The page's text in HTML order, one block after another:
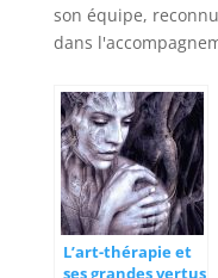
son équipe,
dans
L’art-thérapie et
ses grandes vertus